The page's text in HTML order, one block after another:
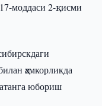
моддаси 2-қисми
ҳамкорликда
юбориш